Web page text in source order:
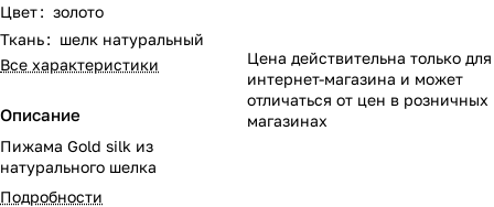
Цвет: золото
Ткань: шелк натуральный
Все характеристики
Описание
Пижама Gold silk из
натурального шелка
Подробности
Цена действительна только для
интернет-магазина и может
отличаться от цен в розничных
магазинах